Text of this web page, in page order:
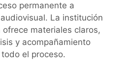
permanente a
La institución
materiales claros,
y acompañamiento
el proceso.